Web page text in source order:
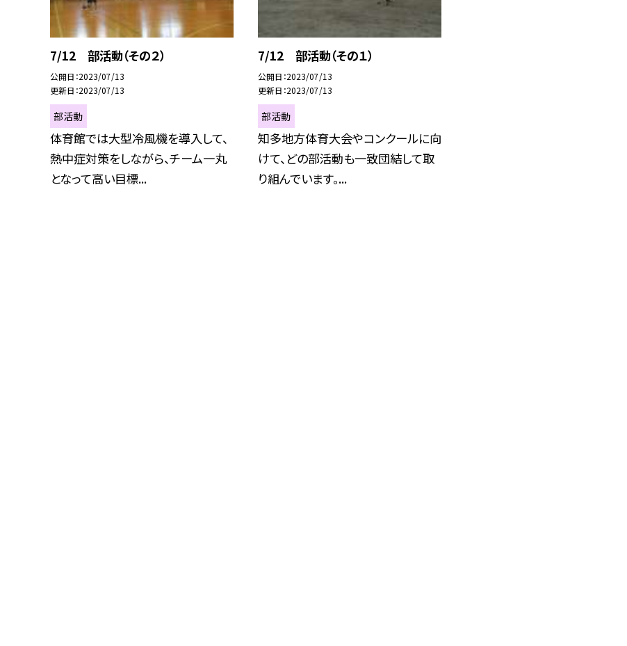
7/12 部活動（その２）
公開日 2023/07/13
更新日 2023/07/13
部活動
体育館では大型冷風機を導入して、
熱中症対策をしながら、チーム一丸
となって高い目標...
7/12 部活動（その１）
公開日 2023/07/13
更新日 2023/07/13
部活動
知多地方体育大会やコンクールに向
けて、どの部活動も一致団結して取
り組んでいます。...